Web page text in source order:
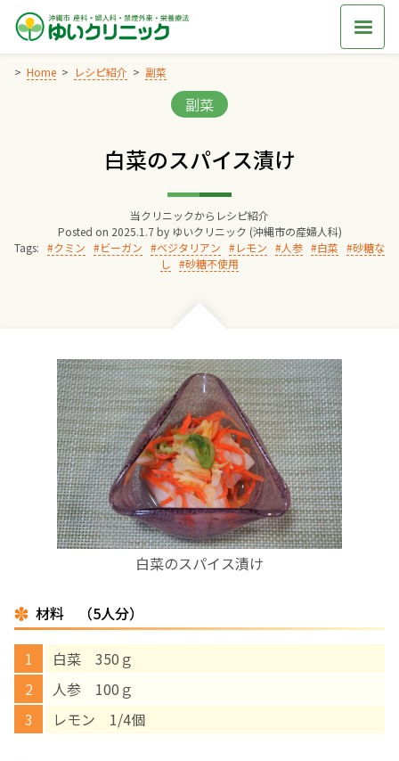
Skip
content
Home レシピ紹介 副菜
Categories:
副菜
白菜のスパイス漬け
当クリニックからレシピ紹介
Posted on 2025.1.7 by ゆいクリニック (沖縄市の産婦人科)
Tags:
クミン ビーガン ベジタリアン レモン 人参 白菜
砂糖な
し
砂糖不使用
白菜のスパイス漬け
材料 （5人分）
白菜 350ｇ
人参 100ｇ
レモン 1/4個
院長からのごあいさつ
妊婦健診
お産について
親と子の結びつき支援
母乳育児
その他の診療内容
‘さんルーム’ でさまざまな講座・クラス
遠方にお住まいで当院での出産を希望される方へ